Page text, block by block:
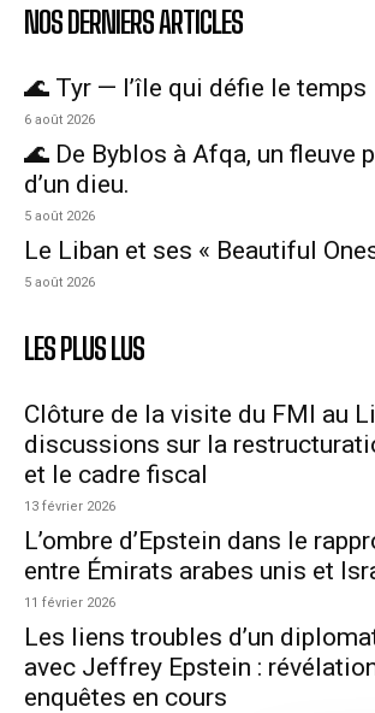
NOS DERNIERS ARTICLES
🌊 Tyr — l’île qui défie le temps
6 août 2026
🌊 De Byblos à Afqa, un fleuve
d’un dieu.
5 août 2026
Le Liban et ses « Beautiful
5 août 2026
LES PLUS LUS
Clôture de la visite du FMI au
discussions sur la
et le cadre fiscal
13 février 2026
L’ombre d’Epstein dans le
entre Émirats arabes unis et
11 février 2026
Les liens troubles d’un
avec Jeffrey Epstein :
enquêtes en cours